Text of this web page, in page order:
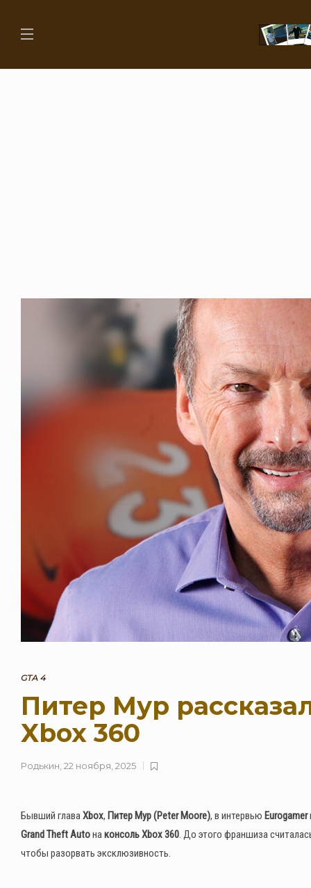
GTA 4
Питер Мур
Xbox 360
Родькин,22 ноября, 2025
Бывший главаXbox, Питер Мур (Peter Moore), в интервью Eurogamer
Grand Theft Autoнаконсоль Xbox 360. До этого франшиза
чтобы разорвать эксклюзивность.